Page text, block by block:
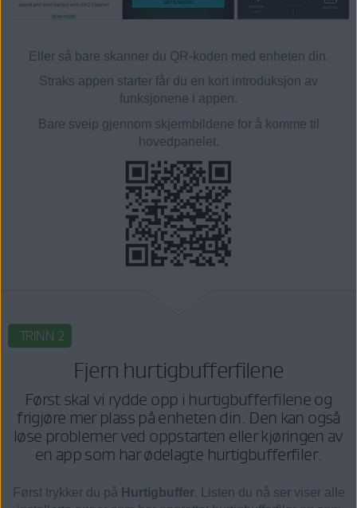
Eller så bare skanner du QR-koden med enheten din.
Straks appen starter får du en kort introduksjon av
funksjonene i appen.
Bare sveip gjennom skjermbildene for å komme til
hovedpanelet.
TRINN 2
Fjern hurtigbufferfilene
Først skal vi rydde opp i hurtigbufferfilene og
frigjøre mer plass på enheten din. Den kan også
løse problemer ved oppstarten eller kjøringen av
en app som har ødelagte hurtigbufferfiler.
Først trykker du på Hurtigbuffer. Listen du nå ser viser alle